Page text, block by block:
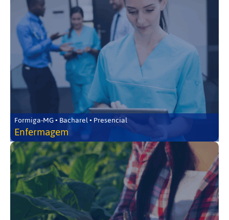
Formiga-MG • Bacharel • Presencial
Enfermagem